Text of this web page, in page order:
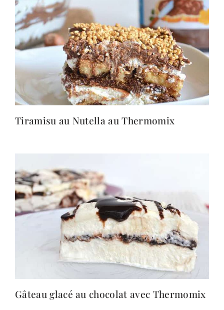
Tiramisu au Nutella au Thermomix
Gâteau glacé au chocolat avec Thermomix